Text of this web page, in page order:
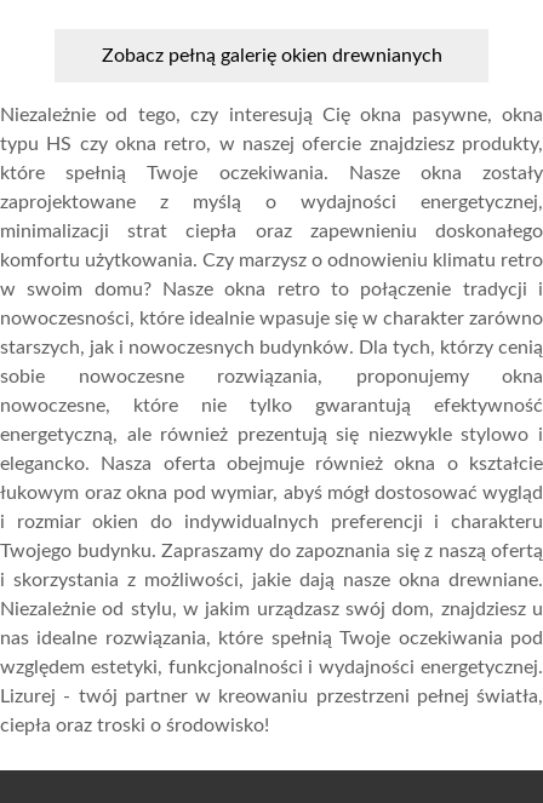
Zobacz pełną galerię okien drewnianych
Niezależnie od tego, czy interesują Cię okna pasywne, okna
typu HS czy okna retro, w naszej ofercie znajdziesz produkty,
które spełnią Twoje oczekiwania. Nasze okna zostały
zaprojektowane z myślą o wydajności energetycznej,
minimalizacji strat ciepła oraz zapewnieniu doskonałego
komfortu użytkowania. Czy marzysz o odnowieniu klimatu retro
w swoim domu? Nasze okna retro to połączenie tradycji i
nowoczesności, które idealnie wpasuje się w charakter zarówno
starszych, jak i nowoczesnych budynków. Dla tych, którzy cenią
sobie nowoczesne rozwiązania, proponujemy okna
nowoczesne, które nie tylko gwarantują efektywność
energetyczną, ale również prezentują się niezwykle stylowo i
elegancko. Nasza oferta obejmuje również okna o kształcie
łukowym oraz okna pod wymiar, abyś mógł dostosować wygląd
i rozmiar okien do indywidualnych preferencji i charakteru
Twojego budynku. Zapraszamy do zapoznania się z naszą ofertą
i skorzystania z możliwości, jakie dają nasze okna drewniane.
Niezależnie od stylu, w jakim urządzasz swój dom, znajdziesz u
nas idealne rozwiązania, które spełnią Twoje oczekiwania pod
względem estetyki, funkcjonalności i wydajności energetycznej.
Lizurej - twój partner w kreowaniu przestrzeni pełnej światła,
ciepła oraz troski o środowisko!